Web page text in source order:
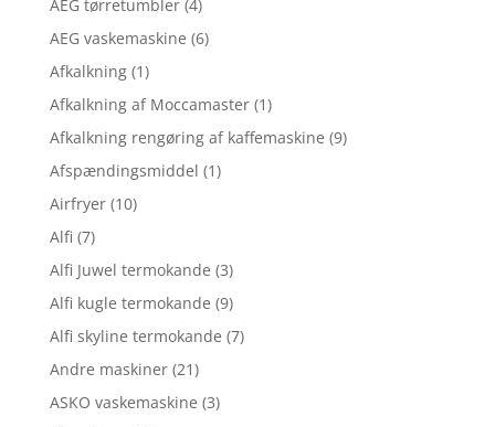
AEG tørretumbler (4)
AEG vaskemaskine (6)
Afkalkning (1)
Afkalkning af Moccamaster (1)
Afkalkning rengøring af kaffemaskine (9)
Afspændingsmiddel (1)
Airfryer (10)
Alfi (7)
Alfi Juwel termokande (3)
Alfi kugle termokande (9)
Alfi skyline termokande (7)
Andre maskiner (21)
ASKO vaskemaskine (3)